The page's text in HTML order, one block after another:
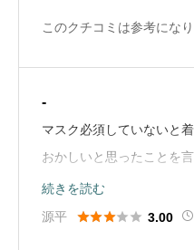
このクチコミは参考にな
-
マスク必須していないと
おかしいと思ったことを
方でもいいと思いますが
続きを読む
源平
 3.00